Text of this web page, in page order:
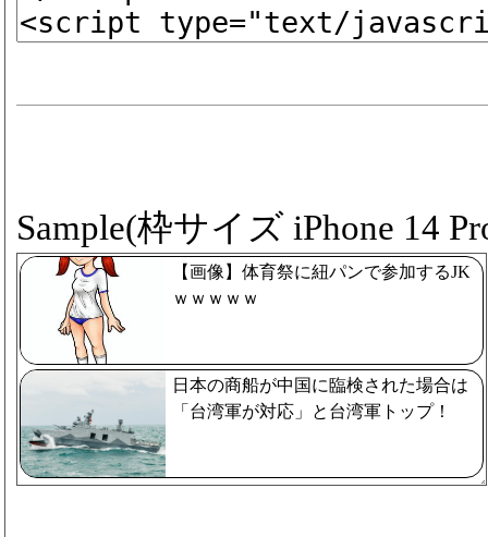
Sample(枠サイズ iPhone 14
【画像】体育祭に紐パンで参加するJK
ｗｗｗｗｗ
日本の商船が中国に臨検された場合は
「台湾軍が対応」と台湾軍トップ！